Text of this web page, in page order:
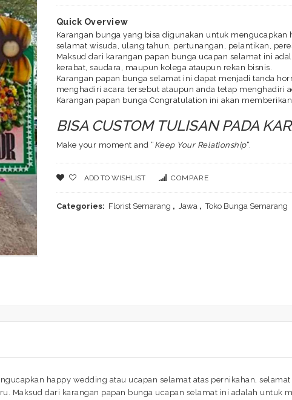
Quick Overview
Karangan bunga yang bisa digunakan untuk
selamat wisuda, ulang tahun, pertunangan, pelantikan,
Maksud dari karangan papan bunga ucapan selamat ini
kerabat, saudara, maupun kolega ataupun rekan bisnis.
Karangan papan bunga selamat ini dapat menjadi tanda
menghadiri acara tersebut ataupun anda tetap menghadiri
Karangan papan bunga Congratulation ini akan
BISA CUSTOM TULISAN PADA
Make your moment and “ Keep Your Relationship“.
ADD TO WISHLIST COMPARE
Categories: Florist Semarang , Jawa , Toko Bunga Semarang
happy wedding atau ucapan selamat atas pernikahan,
Maksud dari karangan papan bunga ucapan selamat ini adalah untuk